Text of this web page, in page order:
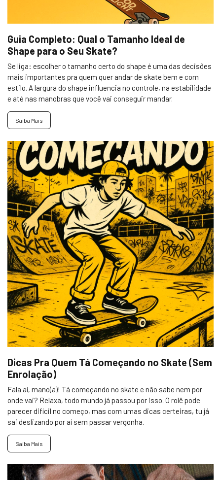
Guia Completo: Qual o Tamanho Ideal de
Shape para o Seu Skate?
Se liga: escolher o tamanho certo do shape é uma das decisões
mais importantes pra quem quer andar de skate bem e com
estilo. A largura do shape influencia no controle, na estabilidade
e até nas manobras que você vai conseguir mandar.
Saiba Mais
Dicas Pra Quem Tá Começando no Skate (Sem
Enrolação)
Fala aí, mano(a)! Tá começando no skate e não sabe nem por
onde vai? Relaxa, todo mundo já passou por isso. O rolê pode
parecer difícil no começo, mas com umas dicas certeiras, tu já
sai deslizando por aí sem passar vergonha.
Saiba Mais